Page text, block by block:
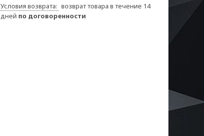
возврат товара в течение 14
дней по договоренности